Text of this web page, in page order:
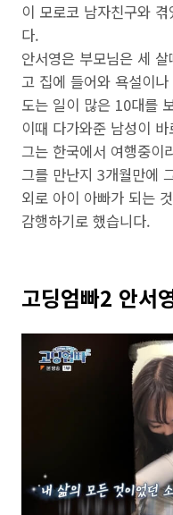
이 모로코 남자친구와
다.
안서영은 부모님은 세
고 집에 들어와 욕설이
도는 일이 많은 10대를
이때 다가와준 남성이
그는 한국에서 여행중이
그를 만난지 3개월만에
외로 아이 아빠가 되는
감행하기로 했습니다.
고딩엄빠2 안서